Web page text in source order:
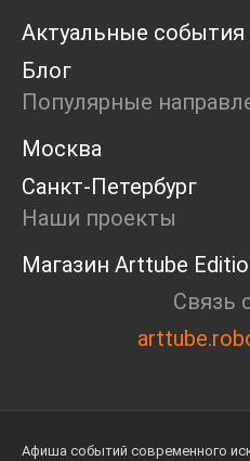
Open call
Экскурсия
Дискуссия
Cosmoscow 2024
Blazar 2024
Встречи
Круглый стол
Актуальные события
Блог
Популярные
Москва
Санкт-Петербург
Наши проекты
Магазин Arttube
Связь
Афиша событий современного